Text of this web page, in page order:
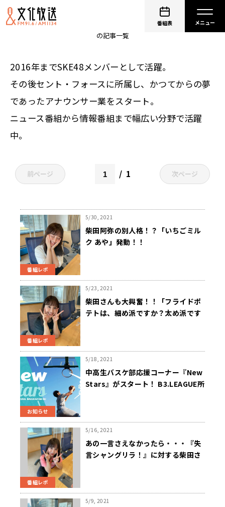
番組表
の記事一覧
2016年までSKE48メンバーとして活躍。
その後セント・フォースに所属し、かつてからの夢
であったアナウンサー業をスタート。
ニュース番組から情報番組まで幅広い分野で活躍
中。
前ページ 1 次ページ
番組レポ
5/30, 2021
柴田阿弥の別人格！？「いちごミル
ク あや」発動！！
番組レポ
5/23, 2021
柴田さんも大興奮！！「フライドポ
テトは、細め派ですか？太め派です
お知らせ
5/18, 2021
中高生バスケ部応援コーナー『New
Stars』がスタート！ B3.LEAGUE所
番組レポ
5/16, 2021
あの一言さえなかったら・・・『失
言シャングリラ！』に対する柴田さ
5/9, 2021